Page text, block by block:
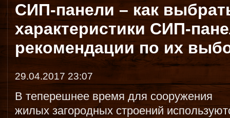
СИП-панели – как
характеристики СИП-
рекомендации по их
29.04.2017 23:07
В теперешнее время для сооружения
жилых загородных строений